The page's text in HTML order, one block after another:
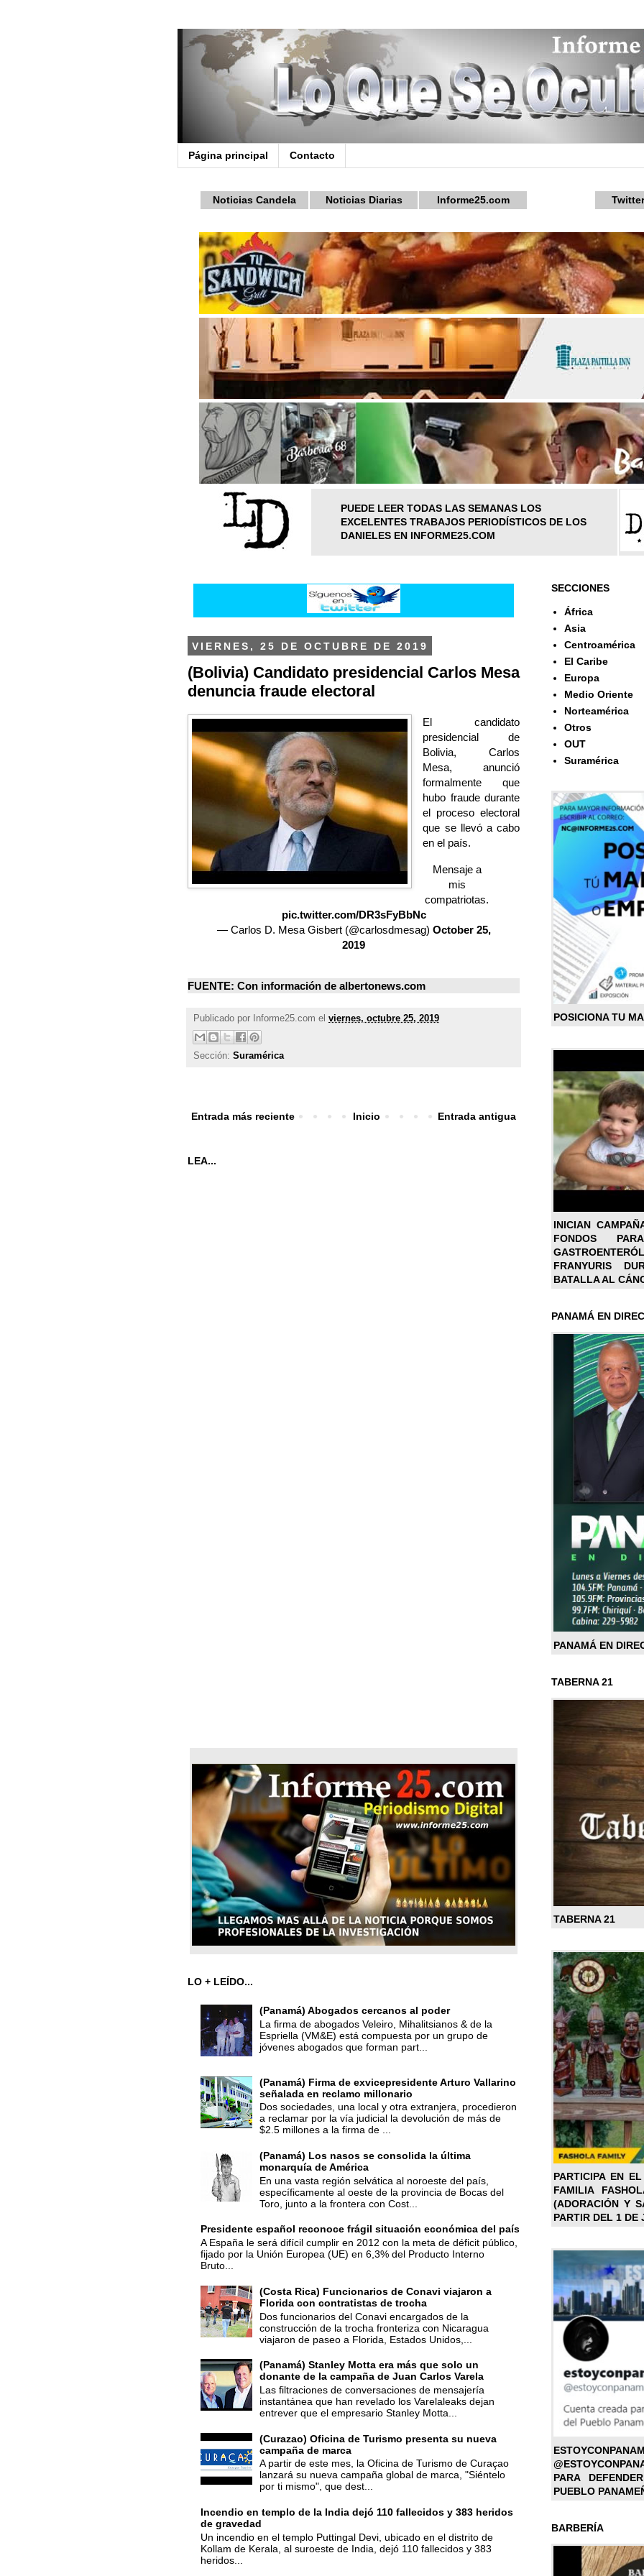
Página principal Contacto
Noticias Candela Noticias Diarias Informe25.com
PUEDE LEER TODAS LAS SEMANAS LOS
EXCELENTES TRABAJOS PERIODÍSTICOS DE LOS
DANIELES EN INFORME25.COM
VIERNES, 25 DE OCTUBRE DE 2019
(Bolivia) Candidato presidencial Carlos Mesa
denuncia fraude electoral
El candidato
presidencial de
Bolivia, Carlos
Mesa, anunció
formalmente que
hubo fraude durante
el proceso electoral
que se llevó a cabo
en el país.
Mensaje a
mis
compatriotas.
pic.twitter.com/DR3sFyBbNc
— Carlos D. Mesa Gisbert (@carlosdmesag) October 25,
2019
FUENTE: Con información de albertonews.com
Publicado por Informe25.com el viernes, octubre 25, 2019
Sección: Suramérica
Entrada más reciente Entrada antigua
Inicio
LEA...
LO + LEÍDO...
(Panamá) Abogados cercanos al poder
La firma de abogados Veleiro, Mihalitsianos & de la
Espriella (VM&E) está compuesta por un grupo de
jóvenes abogados que forman part...
(Panamá) Firma de exvicepresidente Arturo Vallarino
señalada en reclamo millonario
Dos sociedades, una local y otra extranjera, procedieron
a reclamar por la vía judicial la devolución de más de
$2.5 millones a la firma de ...
(Panamá) Los nasos se consolida la última
monarquía de América
En una vasta región selvática al noroeste del país,
específicamente al oeste de la provincia de Bocas del
Toro, junto a la frontera con Cost...
Presidente español reconoce frágil situación económica del país
A España le será difícil cumplir en 2012 con la meta de déficit público,
fijado por la Unión Europea (UE) en 6,3% del Producto Interno
Bruto...
(Costa Rica) Funcionarios de Conavi viajaron a
Florida con contratistas de trocha
Dos funcionarios del Conavi encargados de la
construcción de la trocha fronteriza con Nicaragua
viajaron de paseo a Florida, Estados Unidos,...
(Panamá) Stanley Motta era más que solo un
donante de la campaña de Juan Carlos Varela
Las filtraciones de conversaciones de mensajería
instantánea que han revelado los Varelaleaks dejan
entrever que el empresario Stanley Motta...
(Curazao) Oficina de Turismo presenta su nueva
campaña de marca
A partir de este mes, la Oficina de Turismo de Curaçao
lanzará su nueva campaña global de marca, "Siéntelo
por ti mismo", que dest...
Incendio en templo de la India dejó 110 fallecidos y 383 heridos
de gravedad
Un incendio en el templo Puttingal Devi, ubicado en el distrito de
Kollam de Kerala, al suroeste de India, dejó 110 fallecidos y 383
heridos...
SECCIONES
África
Asia
Centroamérica
El Caribe
Europa
Medio Oriente
Norteamérica
Otros
OUT
Suramérica
POSICIONA TU
INICIAN
FONDOS
FRANYURIS
BATALLA AL
PANAMÁ EN
PANAMÁ EN
TABERNA 21
TABERNA 21
PARTICIPA EN
FAMILIA
(ADORACIÓN Y
PARTIR DEL 1 DE
PARA
PUEBLO
BARBERÍA